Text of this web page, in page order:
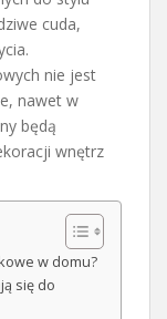
cuda,
nie jest
nawet w
będą
wnętrz
w domu?
się do